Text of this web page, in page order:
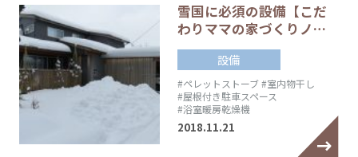
雪国に必須の設備【こだ
わりママの家づくりノ…
設備
#ペレットストーブ#室内物干し
#屋根付き駐車スペース
#浴室暖房乾燥機
2018.11.21